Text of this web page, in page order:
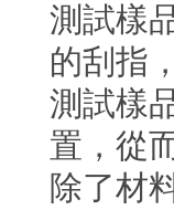
測試樣
的刮指
測試樣
置，從
除了材